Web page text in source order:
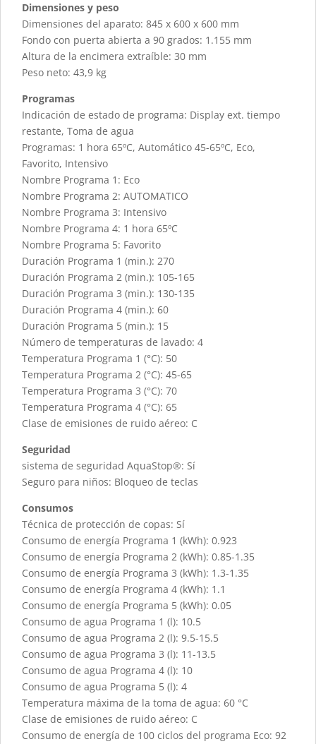
Dimensiones y peso
Dimensiones del aparato: 845 x 600 x 600 mm
Fondo con puerta abierta a 90 grados: 1.155 mm
Altura de la encimera extraíble: 30 mm
Peso neto: 43,9 kg
Programas
Indicación de estado de programa: Display ext. tiempo
restante, Toma de agua
Programas: 1 hora 65ºC, Automático 45-65ºC, Eco,
Favorito, Intensivo
Nombre Programa 1: Eco
Nombre Programa 2: AUTOMATICO
Nombre Programa 3: Intensivo
Nombre Programa 4: 1 hora 65ºC
Nombre Programa 5: Favorito
Duración Programa 1 (min.): 270
Duración Programa 2 (min.): 105-165
Duración Programa 3 (min.): 130-135
Duración Programa 4 (min.): 60
Duración Programa 5 (min.): 15
Número de temperaturas de lavado: 4
Temperatura Programa 1 (°C): 50
Temperatura Programa 2 (°C): 45-65
Temperatura Programa 3 (°C): 70
Temperatura Programa 4 (°C): 65
Clase de emisiones de ruido aéreo: C
Seguridad
sistema de seguridad AquaStop®: Sí
Seguro para niños: Bloqueo de teclas
Consumos
Técnica de protección de copas: Sí
Consumo de energía Programa 1 (kWh): 0.923
Consumo de energía Programa 2 (kWh): 0.85-1.35
Consumo de energía Programa 3 (kWh): 1.3-1.35
Consumo de energía Programa 4 (kWh): 1.1
Consumo de energía Programa 5 (kWh): 0.05
Consumo de agua Programa 1 (l): 10.5
Consumo de agua Programa 2 (l): 9.5-15.5
Consumo de agua Programa 3 (l): 11-13.5
Consumo de agua Programa 4 (l): 10
Consumo de agua Programa 5 (l): 4
Temperatura máxima de la toma de agua: 60 °C
Clase de emisiones de ruido aéreo: C
Consumo de energía de 100 ciclos del programa Eco: 92